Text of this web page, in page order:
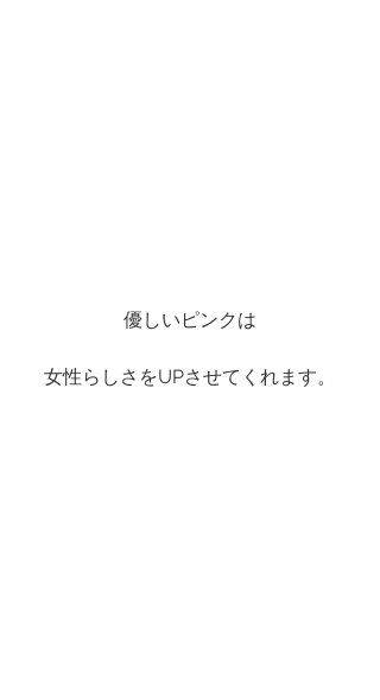
優しいピンクは
女性らしさをUPさせてくれます。